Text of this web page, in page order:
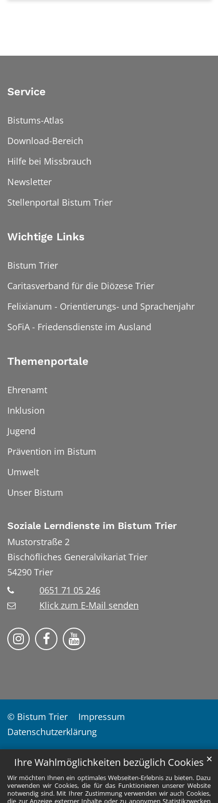
Ihre Wahlmöglichkeiten bezüglich Cookies
Wir möchten Ihnen ein optimales Webseiten-Erlebnis zu bieten. Dazu
verwenden wir Cookies, die für das Funktionieren unserer Website
notwendig sind. Mit Ihrer Zustimmung verwenden wir auch Cookies,
die zur Anzeige externer Inhalte oder zu anonymen Statistikzwecken
✕
Service
Bistums-Atlas
Download-Bereich
Hilfe bei Missbrauch
Newsletter
Stellenportal Bistum Trier
Wichtige Links
Bistum Trier
Caritasverband für die Diözese Trier
Felixianum - Orientierungs- und Sprachenjahr
SoFiA - Friedensdienste im Ausland
Themenportale
Ehrenamt
Inklusion
Jugend
Prävention im Bistum
Umwelt
Unser Bistum
Soziale Lerndienste im Bistum Trier
Mustorstraße 2
Bischöfliches Generalvikariat Trier
54290 Trier
0651 71 05 246
Klick zum E-Mail senden
Soziale Lerndienste auf Instragram
Soziale Lerndienste auf Facebook
Soziale Lerndienste auf
© Bistum Trier
Impressum
Datenschutzerklärung